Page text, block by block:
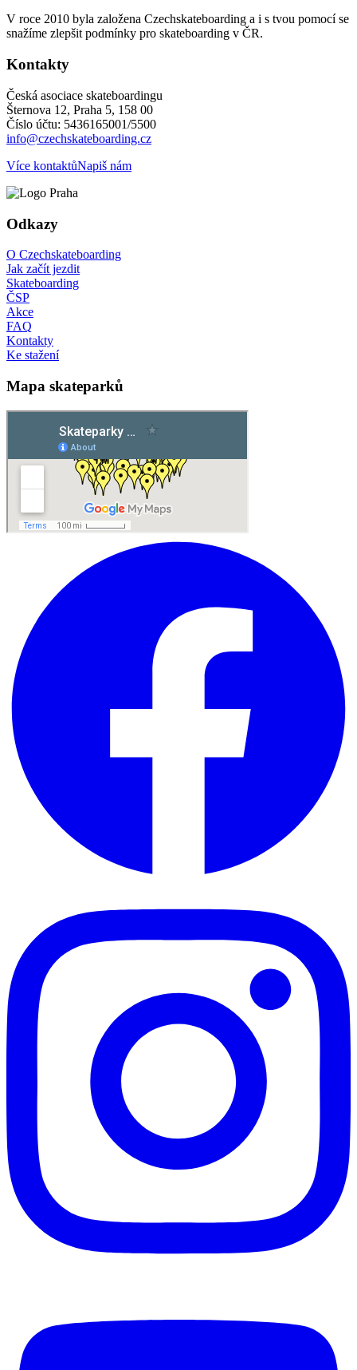
V roce 2010 byla založena Czechskateboarding a i s tvou pomocí se
snažíme zlepšit podmínky pro skateboarding v ČR.
Kontakty
Česká asociace skateboardingu
Šternova 12, Praha 5, 158 00
Číslo účtu: 5436165001/5500
info@czechskateboarding.cz
Více kontaktůNapiš nám
Odkazy
O Czechskateboarding
Jak začít jezdit
Skateboarding
ČSP
Akce
FAQ
Kontakty
Ke stažení
Mapa skateparků